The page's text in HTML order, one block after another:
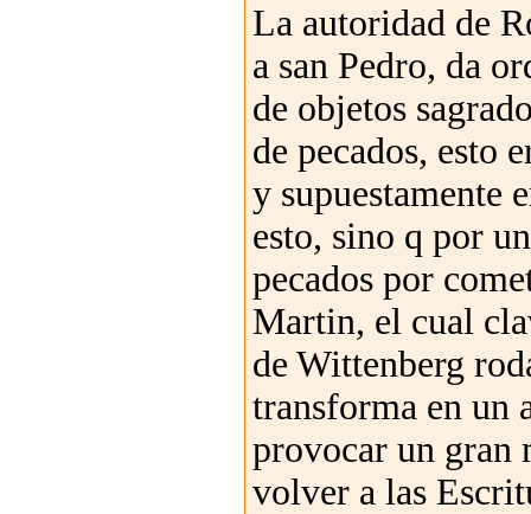
La autoridad de
a san Pedro, da
de objetos
de pecados, esto
y supuestamente
esto, sino q por
pecados por
Martin, el cual
de Wittenberg
transforma en un
provocar un
volver a las